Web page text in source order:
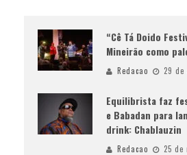
“Cê Tá Doido
Mineirão como
Redacao 29
Equilibrista faz
e Babadan para
drink: Chablauzin
Redacao 25 de